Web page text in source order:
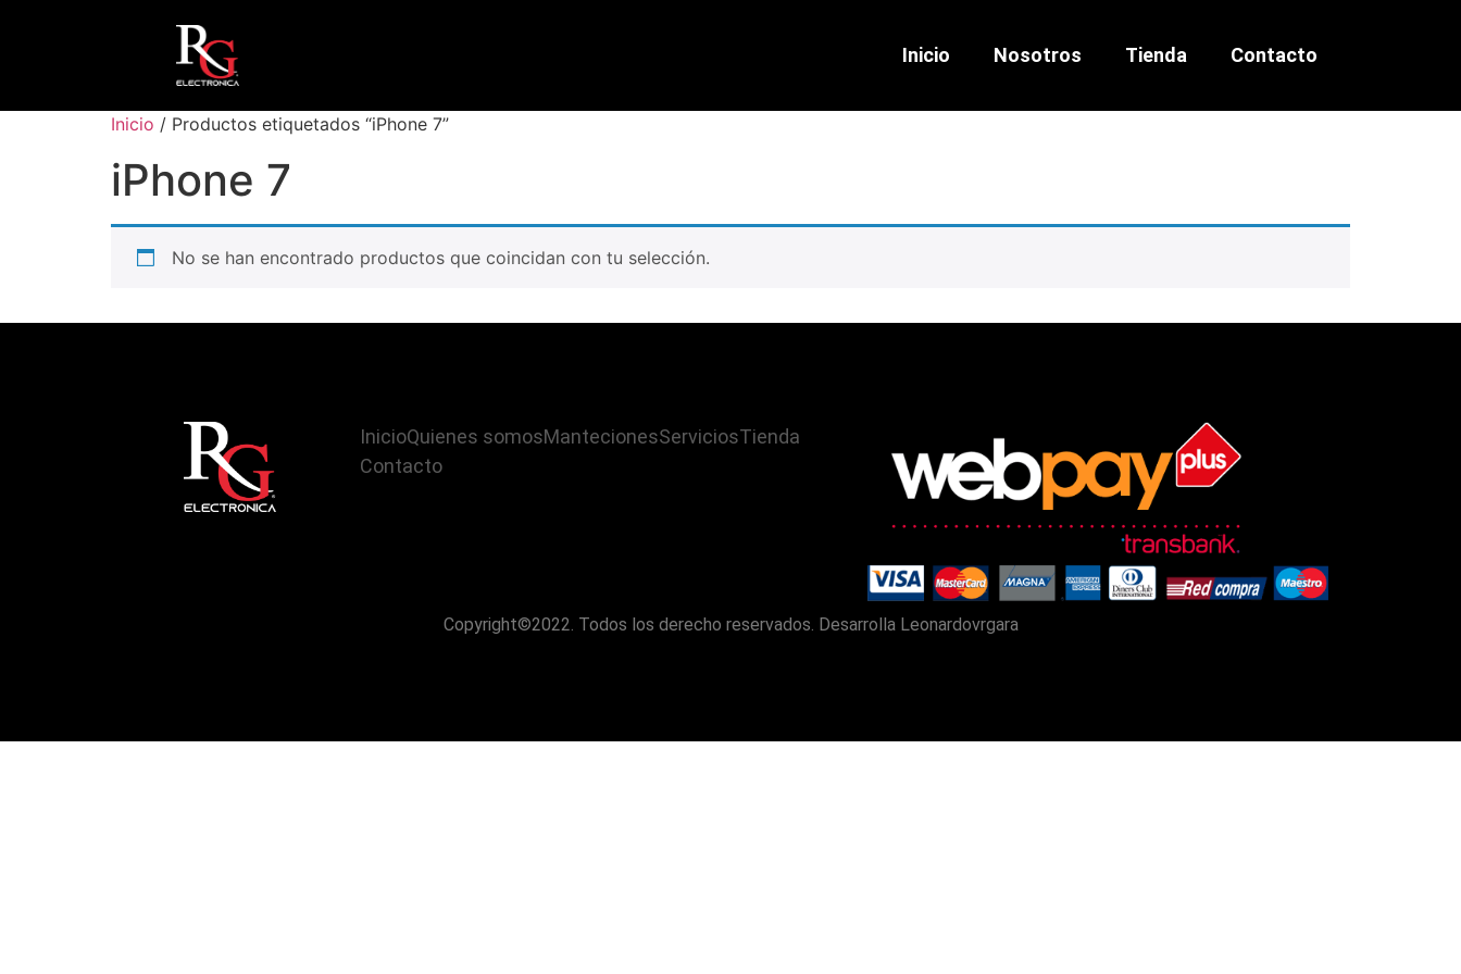
Inicio Nosotros Tienda Contacto
Inicio / Productos etiquetados “iPhone 7”
iPhone 7
No se han encontrado productos que coincidan con tu selección.
InicioQuienes somosMantecionesServiciosTienda
Contacto
Copyright©2022. Todos los derecho reservados. Desarrolla Leonardovrgara